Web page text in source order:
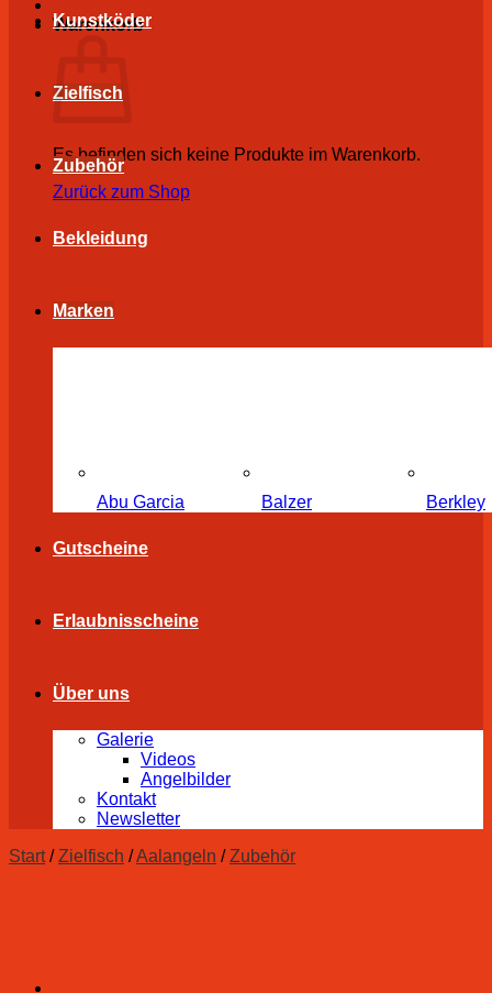
Warenkorb
Es befinden sich keine Produkte im Warenkorb.
Zurück zum Shop
Kunstköder
Zielfisch
Zubehör
Bekleidung
Marken
Abu Garcia Balzer Berkley
Gutscheine
Erlaubnisscheine
Über uns
Galerie
Videos
Angelbilder
Kontakt
Newsletter
Start / Zielfisch /Aalangeln / Zubehör